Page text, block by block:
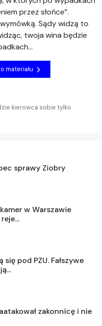
przez słońce”.
Sądy widzą to
twoja wina będzie
materiału
kierowca sobie tylko
sprawy Ziobry
w Warszawie
pod PZU. Fałszywe
zakonnicę i nie